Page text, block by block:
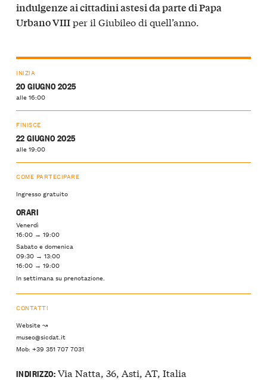
indulgenze ai cittadini astesi da parte di Papa
Urbano VIIIper il Giubileo di quell’anno.
INIZIA
20 GIUGNO 2025
alle 16:00
FINISCE
22 GIUGNO 2025
alle 19:00
COME PARTECIPARE
Ingresso gratuito
ORARI
Venerdì
16:00 → 19:00
Sabato e domenica
09:30 → 13:00
16:00 → 19:00
In settimana su prenotazione.
CONTATTI
Website ↝
museo@sicdat.it
Mob: +39 351 707 7031
INDIRIZZO:Via Natta, 36, Asti, AT, Italia